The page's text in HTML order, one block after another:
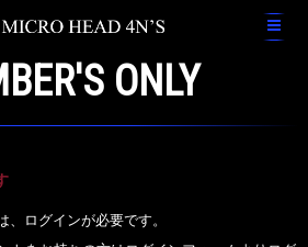
ONLY
ログインが必要です。